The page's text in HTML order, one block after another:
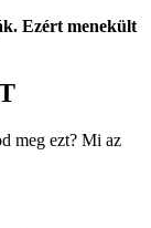
Ezért menekült
meg ezt? Mi az